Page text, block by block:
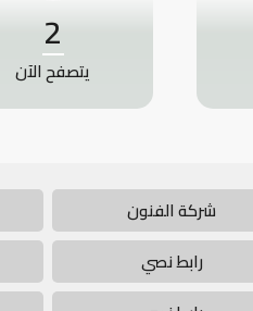
2
يتصفح الآن
شركة الفنون
رابط نصي